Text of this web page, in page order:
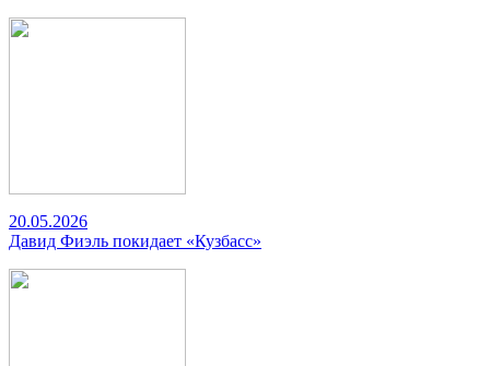
20.05.2026
Давид Фиэль покидает «Кузбасс»